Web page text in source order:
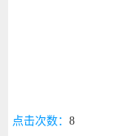
点击次数： 8